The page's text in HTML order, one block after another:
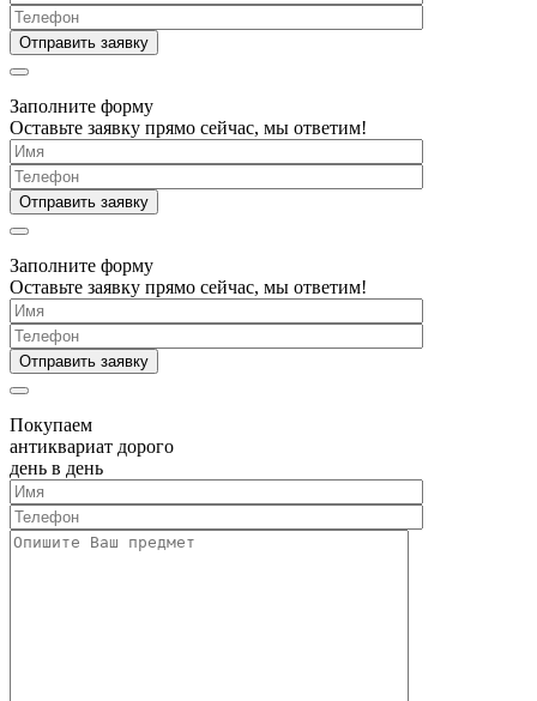
Заполните форму
Оставьте заявку прямо сейчас, мы ответим!
Заполните форму
Оставьте заявку прямо сейчас, мы ответим!
Покупаем
антиквариат дорого
день в день